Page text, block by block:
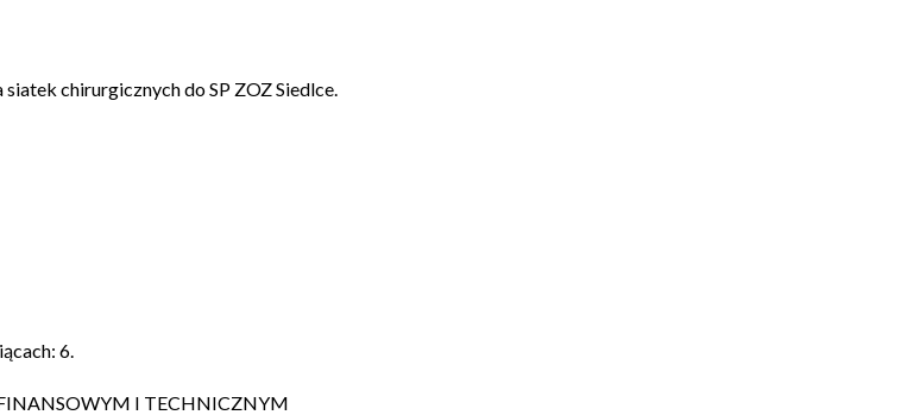
siatek chirurgicznych do SP ZOZ Siedlce.
6.
I TECHNICZNYM